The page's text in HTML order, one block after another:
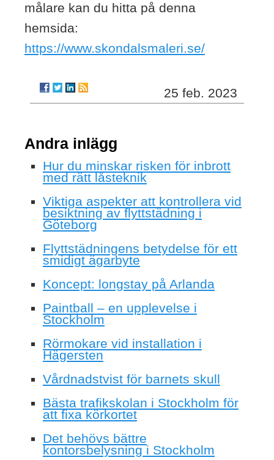
målare kan du hitta på denna
hemsida:
https://www.skondalsmaleri.se/
25 feb. 2023
Andra inlägg
Hur du minskar risken för inbrott
med rätt låsteknik
Viktiga aspekter att kontrollera vid
besiktning av flyttstädning i
Göteborg
Flyttstädningens betydelse för ett
smidigt ägarbyte
Koncept: longstay på Arlanda
Paintball – en upplevelse i
Stockholm
Rörmokare vid installation i
Hägersten
Vårdnadstvist för barnets skull
Bästa trafikskolan i Stockholm för
att fixa körkortet
Det behövs bättre
kontorsbelysning i Stockholm